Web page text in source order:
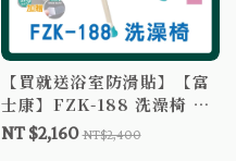
【買就送浴室防滑貼】【富
士康】FZK-188 洗澡椅 可
收合 可調高低 坐墊加厚 沐
NT $2,160NT$2,400